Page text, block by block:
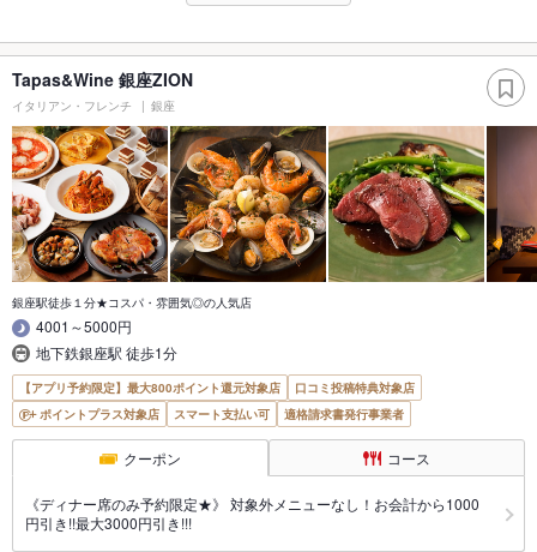
Tapas&Wine 銀座ZION
イタリアン・フレンチ 銀座
銀座駅徒歩１分★コスパ・雰囲気◎の人気店
4001～5000円
地下鉄銀座駅 徒歩1分
【アプリ予約限定】最大800ポイント還元対象店
口コミ投稿特典対象店
ポイントプラス対象店
スマート支払い可 適格請求書発行事業者
クーポン コース
《ディナー席のみ予約限定★》 対象外メニューなし！お会計から1000
円引き!!最大3000円引き!!!